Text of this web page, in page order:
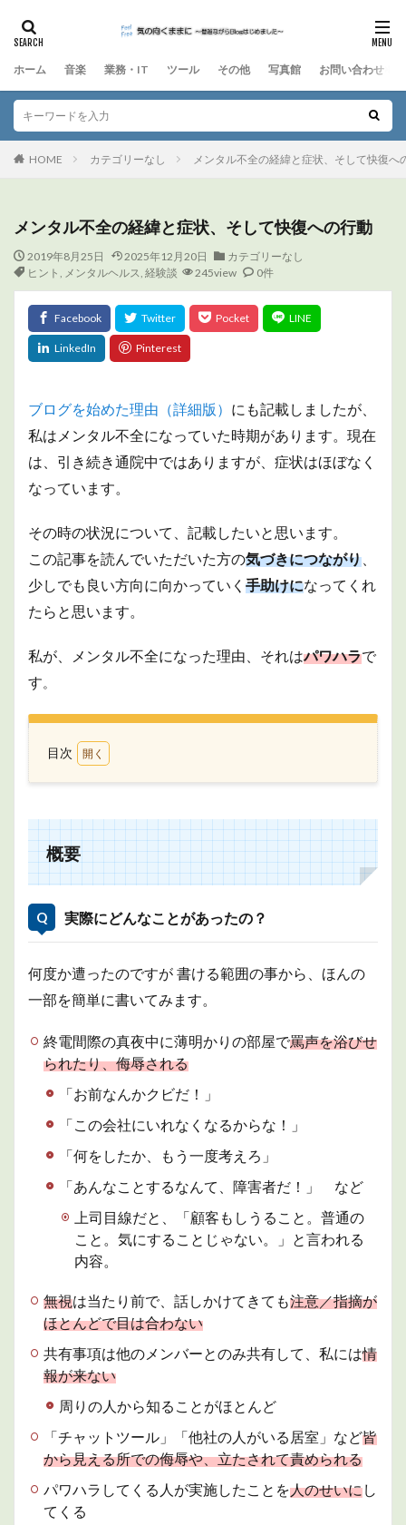
ホーム 音楽 業務・IT ツール その他 写真館 お問い合わせ
HOME カテゴリーなし メンタル不全の経緯と症状、そして快復へ
メンタル不全の経緯と症状、そして快復への行動
2019年8月25日 2025年12月20日
カテゴリーなし
ヒント , メンタルヘルス, 経験談 245view 0件
ブログを始めた理由（詳細版） にも記載しましたが、
私はメンタル不全になっていた時期があります。現在
は、引き続き通院中ではありますが、症状はほぼなく
なっています。
その時の状況について、記載したいと思います。
この記事を読んでいただいた方の気づきにつながり
少しでも良い方向に向かっていく 手助けになってくれ
たらと思います。
私が、メンタル不全になった理由、それはパワハラで
す。
目次
1.1
実際
にど
んな
こと
った
の？
1.2
周り
の人
けて
くれ
なか
の？
1.3
症状
はど
んな
こと
があ
した
か？
症状
に対
対応
2.1
①自
知る
2.2
②心
療内
科医
概要
実際にどんなことがあったの？
何度か遭ったのですが 書ける範囲の事から、ほんの
一部を簡単に書いてみます。
終電間際の真夜中に薄明かりの部屋で罵声を浴びせ
られたり、侮辱される
「お前なんかクビだ！」
「この会社にいれなくなるからな！」
「何をしたか、もう一度考えろ」
「あんなことするなんて、障害者だ！」 など
上司目線だと、「顧客もしうること。普通の
こと。気にすることじゃない。」と言われる
内容。
無視は当たり前で、話しかけてきても注意／指摘が
ほとんどで目は合わない
共有事項は他のメンバーとのみ共有して、私には情
報が来ない
周りの人から知ることがほとんど
「チャットツール」「他社の人がいる居室」など皆
から見える所での侮辱や、立たされて責められる
パワハラしてくる人が実施したことを人のせいにし
てくる